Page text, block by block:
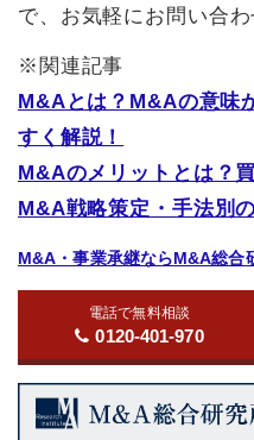
で、お気軽にお問い合わ
※関連記事
M&Aとは？M&Aの意味
すく解説！
M&Aのメリットとは？
M&A戦略策定・手法別
M&A・事業承継ならM&A総合
電話で無料相談
0120-401-970